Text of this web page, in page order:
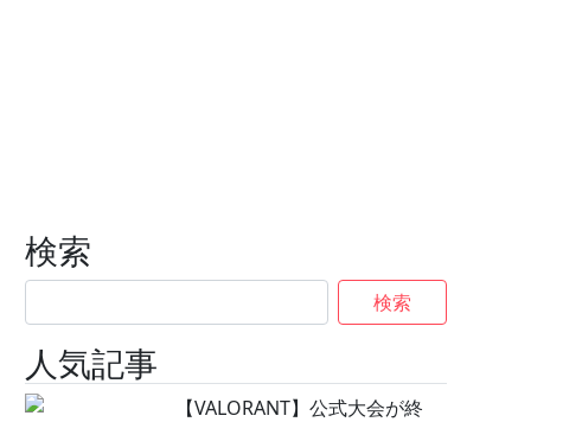
検索
検索
人気記事
【VALORANT】公式大会が終